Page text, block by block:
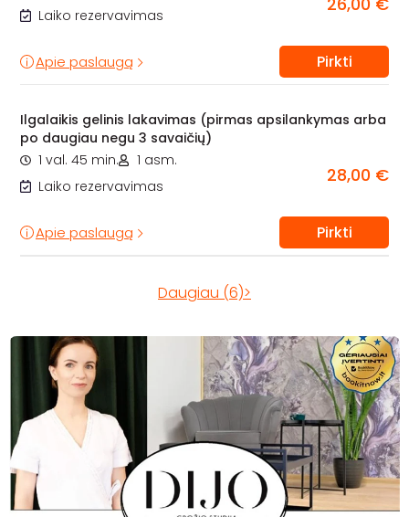
Laiko rezervavimas
Apie paslaugą Pirkti
Ilgalaikis gelinis lakavimas (pirmas apsilankymas arba
po daugiau negu 3 savaičių)
1 val. 45 min.
1 asm.
Laiko rezervavimas
28,00 €
Apie paslaugą Pirkti
Daugiau (6)>